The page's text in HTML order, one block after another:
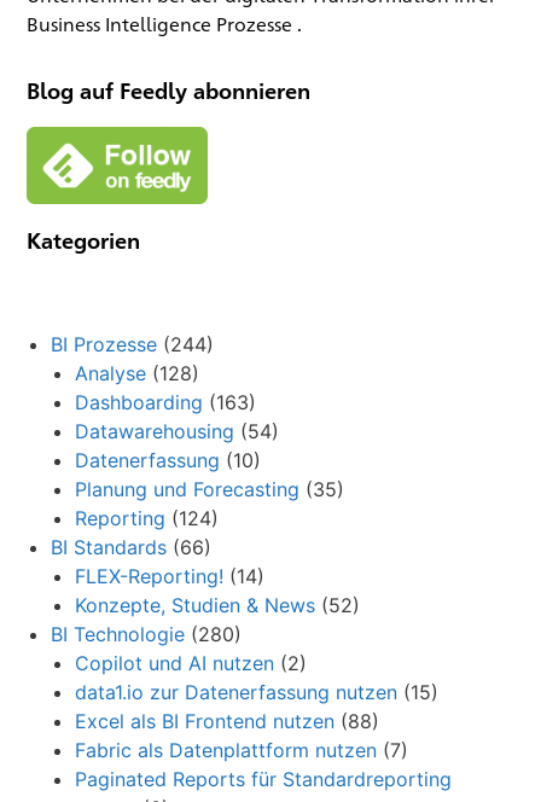
Business Intelligence Prozesse .
Blog auf Feedly abonnieren
Kategorien
BI Prozesse (244)
Analyse (128)
Dashboarding (163)
Datawarehousing (54)
Datenerfassung (10)
Planung und Forecasting (35)
Reporting (124)
BI Standards (66)
FLEX-Reporting! (14)
Konzepte, Studien & News (52)
BI Technologie (280)
Copilot und AI nutzen (2)
data1.io zur Datenerfassung nutzen (15)
Excel als BI Frontend nutzen (88)
Fabric als Datenplattform nutzen (7)
Paginated Reports für Standardreporting